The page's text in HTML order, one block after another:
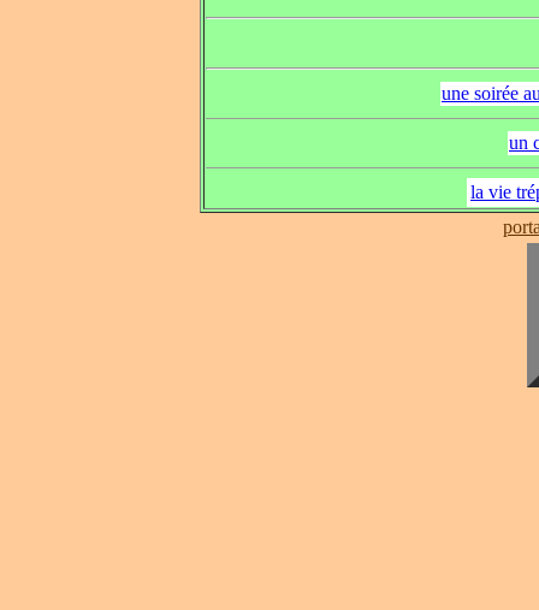
une soirée
un
la vie